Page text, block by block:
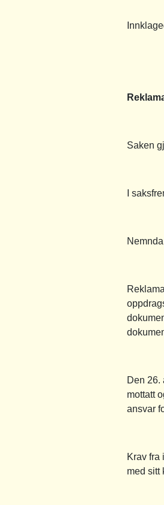
Saken
I
Den 26.
mottatt
ansvar
Krav fra
med sitt